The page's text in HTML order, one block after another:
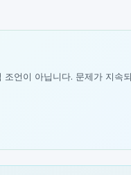
언이 아닙니다. 문제가 지속